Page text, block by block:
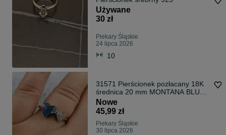
Używane
30 zł
Piekary Śląskie
24 lipca 2026
10
31571 Pierścionek pozłacany 18K
średnica 20 mm MONTANA BLUE
SWAROVSKI
Nowe
45,99 zł
Piekary Śląskie
30 lipca 2026